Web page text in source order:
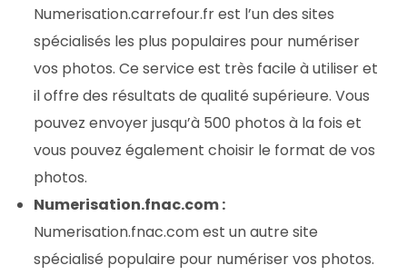
Numerisation.carrefour.fr est l’un des sites
spécialisés les plus populaires pour numériser
vos photos. Ce service est très facile à utiliser et
il offre des résultats de qualité supérieure. Vous
pouvez envoyer jusqu’à 500 photos à la fois et
vous pouvez également choisir le format de vos
photos.
Numerisation.fnac.com :
Numerisation.fnac.com est un autre site
spécialisé populaire pour numériser vos photos.